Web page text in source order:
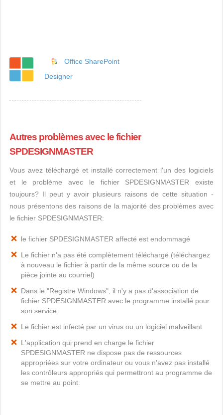
Office SharePoint
Designer
Autres problèmes avec le fichier
SPDESIGNMASTER
Vous avez téléchargé et installé correctement l'un des logiciels
et le problème avec le fichier SPDESIGNMASTER existe
toujours? Il peut y avoir plusieurs raisons de cette situation -
nous présentons des raisons de la majorité des problèmes avec
le fichier SPDESIGNMASTER:
le fichier SPDESIGNMASTER affecté est endommagé
Le fichier n'a pas été complètement téléchargé (téléchargez
à nouveau le fichier à partir de la même source ou de la
pièce jointe au courriel)
Dans le "Registre Windows", il n'y a pas d'association de
fichier SPDESIGNMASTER avec le programme installé pour
son service
Le fichier est infecté par un virus ou un logiciel malveillant
L'application qui prend en charge le fichier
SPDESIGNMASTER ne dispose pas de ressources
appropriées sur votre ordinateur ou vous n'avez pas installé
les contrôleurs appropriés qui permettront au programme de
se mettre au point.